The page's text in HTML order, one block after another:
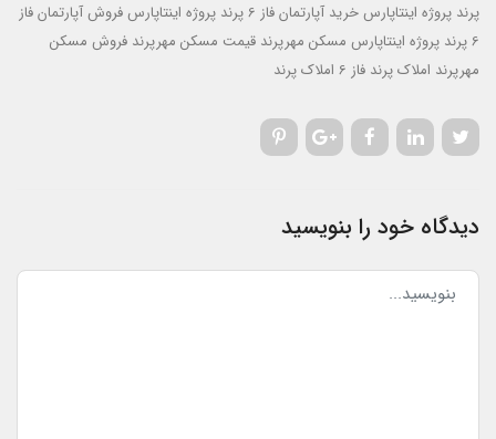
پرند پروژه اینتاپارسخرید آپارتمان فاز 6 پرند پروژه اینتاپارس
فروش آپارتمان فاز
6 پرند پروژه اینتاپارس
مسکن مهرپرند قیمت مسکن مهرپرند فروش مسکن
مهرپرند املاک پرند فاز 6 املاک پرند
دیدگاه خود را بنویسید